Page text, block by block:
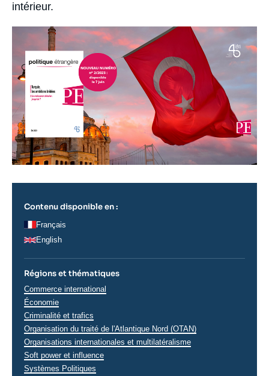
intérieur.
Image
principale
Contenu disponible en :
Français
English
Régions et thématiques
Thématiques
analyses
Commerce international
Économie
Criminalité et trafics
Organisation du traité de l'Atlantique Nord (OTAN)
Organisations internationales et multilatéralisme
Soft power et influence
Systèmes Politiques